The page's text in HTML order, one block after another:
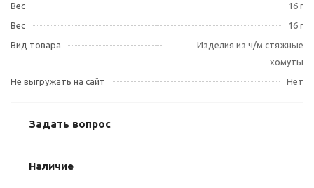
Вес
16 г
Вес
16 г
Вид товара
Изделия из ч/м стяжные
хомуты
Не выгружать на сайт
Нет
Задать вопрос
Наличие